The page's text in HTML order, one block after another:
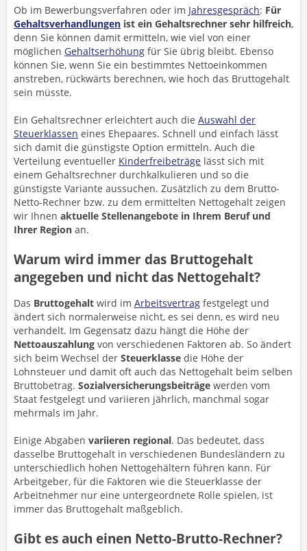
Ob im Bewerbungsverfahren oder im Jahresgespräch: Für
Gehaltsverhandlungen ist ein Gehaltsrechner sehr hilfreich,
denn Sie können damit ermitteln, wie viel von einer
möglichen Gehaltserhöhung für Sie übrig bleibt. Ebenso
können Sie, wenn Sie ein bestimmtes Nettoeinkommen
anstreben, rückwärts berechnen, wie hoch das Bruttogehalt
sein müsste.
Ein Gehaltsrechner erleichtert auch die Auswahl der
Steuerklassen eines Ehepaares. Schnell und einfach lässt
sich damit die günstigste Option ermitteln. Auch die
Verteilung eventueller Kinderfreibeträge lässt sich mit
einem Gehaltsrechner durchkalkulieren und so die
günstigste Variante aussuchen. Zusätzlich zu dem Brutto-
Netto-Rechner bzw. zu dem ermittelten Nettogehalt zeigen
wir Ihnen aktuelle Stellenangebote in Ihrem Beruf und
Ihrer Region an.
Warum wird immer das Bruttogehalt
angegeben und nicht das Nettogehalt?
Das Bruttogehalt wird im Arbeitsvertrag festgelegt und
ändert sich normalerweise nicht, es sei denn, es wird neu
verhandelt. Im Gegensatz dazu hängt die Höhe der
Nettoauszahlung von verschiedenen Faktoren ab. So ändert
sich beim Wechsel der Steuerklasse die Höhe der
Lohnsteuer und damit oft auch das Nettogehalt beim selben
Bruttobetrag. Sozialversicherungsbeiträge werden vom
Staat festgelegt und variieren jährlich, manchmal sogar
mehrmals im Jahr.
Einige Abgaben variieren regional. Das bedeutet, dass
dasselbe Bruttogehalt in verschiedenen Bundesländern zu
unterschiedlich hohen Nettogehältern führen kann. Für
Arbeitgeber, für die Faktoren wie die Steuerklasse der
Arbeitnehmer nur eine untergeordnete Rolle spielen, ist
immer das Bruttogehalt maßgeblich.
Gibt es auch einen Netto-Brutto-Rechner?